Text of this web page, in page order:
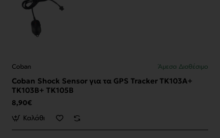
Coban Άμεσα Διαθέσιμο
Coban Shock Sensor για τα GPS Tracker TK103A+
TK103B+ TK105B
8,90€
Καλάθι